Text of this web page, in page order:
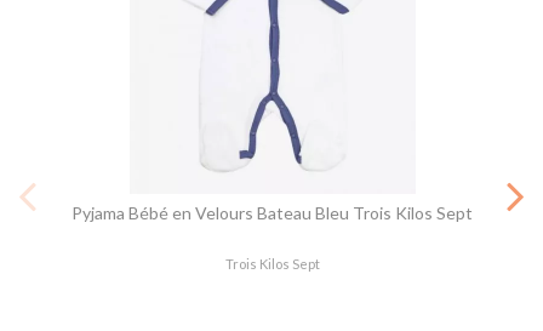
Pyjama Bébé en Velours Bateau Bleu Trois Kilos Sept
Trois Kilos Sept